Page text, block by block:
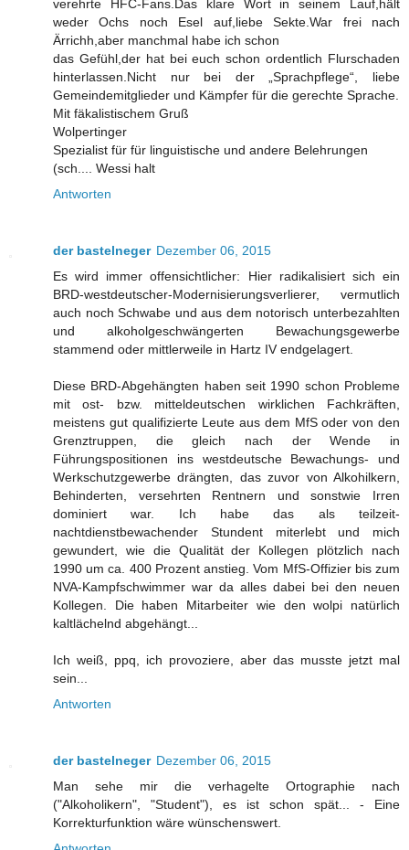
verehrte HFC-Fans.Das klare Wort in seinem Lauf,hält
weder Ochs noch Esel auf,liebe Sekte.War frei nach
Ärrichh,aber manchmal habe ich schon
das Gefühl,der hat bei euch schon ordentlich Flurschaden
hinterlassen.Nicht nur bei der „Sprachpflege“, liebe
Gemeindemitglieder und Kämpfer für die gerechte Sprache.
Mit fäkalistischem Gruß
Wolpertinger
Spezialist für für linguistische und andere Belehrungen
(sch.... Wessi halt
Antworten
der bastelneger Dezember 06, 2015
Es wird immer offensichtlicher: Hier radikalisiert sich ein
BRD-westdeutscher-Modernisierungsverlierer, vermutlich
auch noch Schwabe und aus dem notorisch unterbezahlten
und alkoholgeschwängerten Bewachungsgewerbe
stammend oder mittlerweile in Hartz IV endgelagert.
Diese BRD-Abgehängten haben seit 1990 schon Probleme
mit ost- bzw. mitteldeutschen wirklichen Fachkräften,
meistens gut qualifizierte Leute aus dem MfS oder von den
Grenztruppen, die gleich nach der Wende in
Führungspositionen ins westdeutsche Bewachungs- und
Werkschutzgewerbe drängten, das zuvor von Alkohilkern,
Behinderten, versehrten Rentnern und sonstwie Irren
dominiert war. Ich habe das als teilzeit-
nachtdienstbewachender Stundent miterlebt und mich
gewundert, wie die Qualität der Kollegen plötzlich nach
1990 um ca. 400 Prozent anstieg. Vom MfS-Offizier bis zum
NVA-Kampfschwimmer war da alles dabei bei den neuen
Kollegen. Die haben Mitarbeiter wie den wolpi natürlich
kaltlächelnd abgehängt...
Ich weiß, ppq, ich provoziere, aber das musste jetzt mal
sein...
Antworten
der bastelneger Dezember 06, 2015
Man sehe mir die verhagelte Ortographie nach
("Alkoholikern", "Student"), es ist schon spät... - Eine
Korrekturfunktion wäre wünschenswert.